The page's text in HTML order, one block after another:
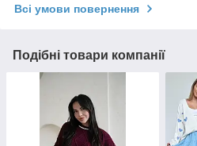
Всі умови повернення
Подібні товари компанії